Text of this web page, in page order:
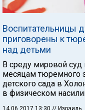
Воспитательницы
приговорены к
над детьми
В среду мировой
месяцам тюремного
детского сада в
в физическом
14.06.2017 13:30 // Израиль